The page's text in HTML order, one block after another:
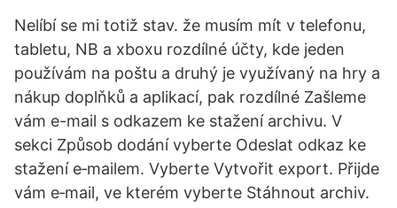
Nelíbí se mi totiž stav. že musím mít v telefonu,
tabletu, NB a xboxu rozdílné účty, kde jeden
používám na poštu a druhý je využívaný na hry a
nákup doplňků a aplikací, pak rozdílné Zašleme
vám e-mail s odkazem ke stažení archivu. V
sekci Způsob dodání vyberte Odeslat odkaz ke
stažení e‑mailem. Vyberte Vytvořit export. Přijde
vám e‑mail, ve kterém vyberte Stáhnout archiv.